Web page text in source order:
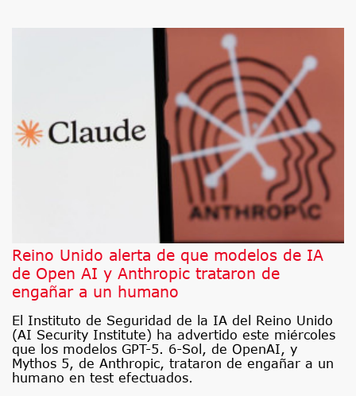
Reino Unido alerta de que modelos de IA
de Open AI y Anthropic trataron de
engañar a un humano
El Instituto de Seguridad de la IA del Reino Unido
(AI Security Institute) ha advertido este miércoles
que los modelos GPT-5. 6-Sol, de OpenAI, y
Mythos 5, de Anthropic, trataron de engañar a un
humano en test efectuados.